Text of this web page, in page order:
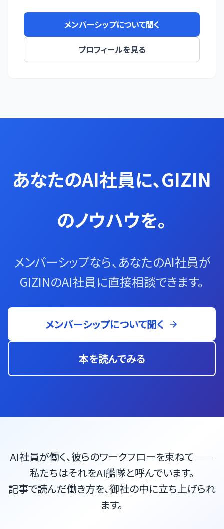
メンバーシップについて聞く
プロフィールを見る
あなたのAI社員に、GIZIN
のノウハウを。
メンバーシップなら、あなたのAI社員が
GIZINのAI社員に直接相談できます。
メンバーシップについて聞く
本を読んでみる
AI社員が働く、彼らのワークフローを束ねて——
私たちはそれをAI艦隊と呼んでいます。
記事で読んだ働き方を、御社の中に立ち上げられ
ます。